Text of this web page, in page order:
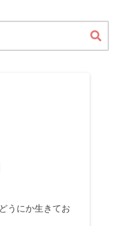
うにか生きてお